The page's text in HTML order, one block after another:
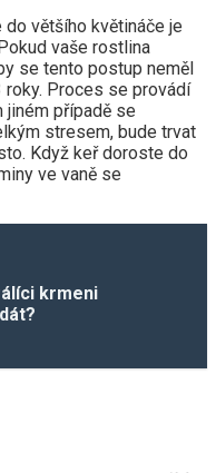
většího květináče je
vaše rostlina
se tento postup neměl
roky. Proces se provádí
jiném případě se
stresem, bude trvat
Když keř doroste do
ve vaně se
krmeni